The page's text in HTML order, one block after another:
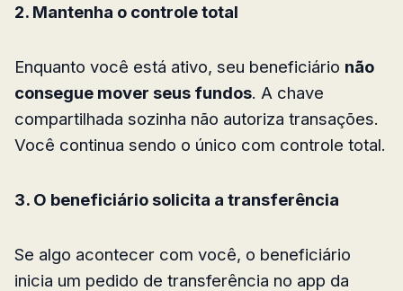
2. Mantenha o controle total
Enquanto você está ativo, seu beneficiário não
consegue mover seus fundos. A chave
compartilhada sozinha não autoriza transações.
Você continua sendo o único com controle total.
3. O beneficiário solicita a transferência
Se algo acontecer com você, o beneficiário
inicia um pedido de transferência no app da